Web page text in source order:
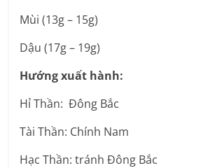
Mùi (13g – 15g)
Dậu (17g – 19g)
Hướng xuất hành:
Hỉ Thần: Đông Bắc
Tài Thần: Chính Nam
Hạc Thần: tránh Đông Bắc